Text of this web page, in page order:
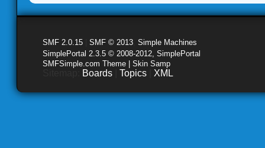
SMF 2.0.15 SMF © 2013 Simple Machines
SimplePortal 2.3.5 © 2008-2012, SimplePortal
SMFSimple.com Theme | Skin Samp
Boards Topics XML